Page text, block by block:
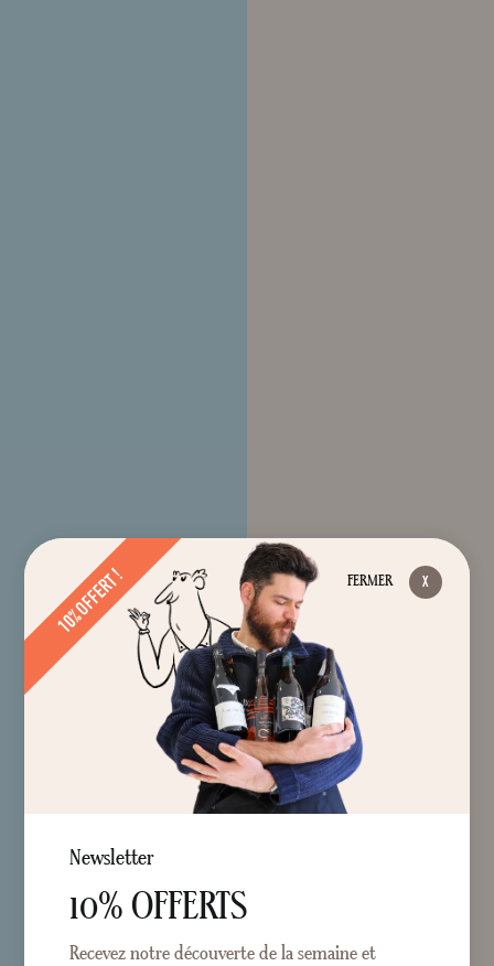
FERMER
10% OFFERT !
Newsletter
10% OFFERTS
Recevez notre découverte de la semaine et